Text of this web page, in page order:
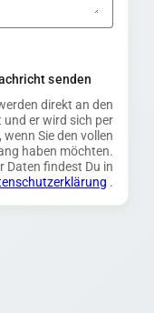
senden
direkt an den
und er wird sich per
Sie den vollen
haben möchten.
Daten findest Du in
.